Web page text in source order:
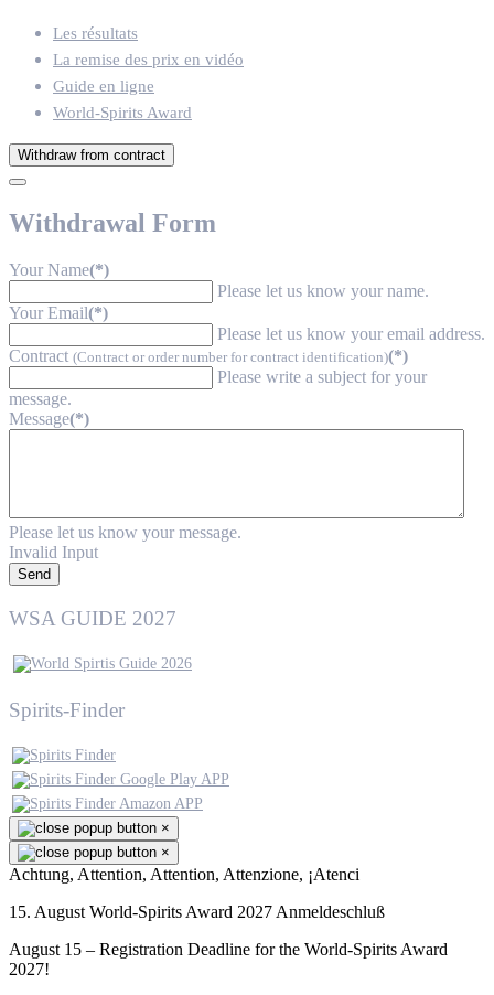
Les résultats
La remise des prix en vidéo
Guide en ligne
World-Spirits Award
Withdraw from contract
Withdrawal Form
Your Name(*)
Please let us know your name.
Your Email(*)
Please let us know your email address.
Contract (Contract or order number for contract identification)(*)
Please write a subject for your
message.
Message(*)
Please let us know your message.
Invalid Input
Send
WSA GUIDE 2027
Spirits-Finder
×
×
Achtung, Attention, Attention, Attenzione, ¡Atenci
15. August World-Spirits Award 2027 Anmeldeschluß
August 15 – Registration Deadline for the World-Spirits Award
2027!